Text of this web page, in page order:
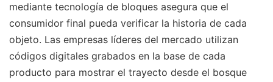
mediante tecnología de bloques asegura que el
consumidor final pueda verificar la historia de cada
objeto. Las empresas líderes del mercado utilizan
códigos digitales grabados en la base de cada
producto para mostrar el trayecto desde el bosque